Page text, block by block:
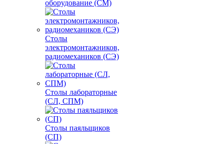
оборудование (СМ)
Столы
электромонтажников,
радиомехаников (СЭ)
Столы лабораторные
(СЛ, СПМ)
Столы паяльщиков
(СП)